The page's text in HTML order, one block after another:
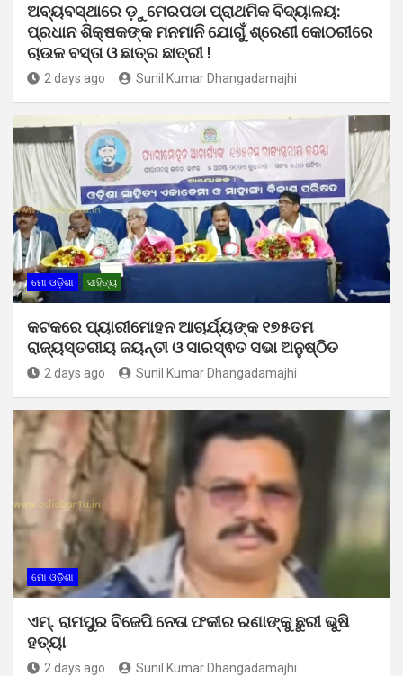
ଅବ୍ୟବସ୍ଥାରେ ଡ଼ୁମେରପଡା ପ୍ରାଥମିକ ବିଦ୍ୟାଳୟ:
ପ୍ରଧାନ ଶିକ୍ଷକଙ୍କ ମନମାନି ଯୋଗୁଁ ଶ୍ରେଣୀ କୋଠରୀରେ
ଚାଉଳ ବସ୍ତା ଓ ଛାତ୍ର ଛାତ୍ରୀ !
2 days ago Sunil Kumar Dhangadamajhi
ମୋ ଓଡ଼ିଶା ସାହିତ୍ୟ
କଟକରେ ପ୍ୟାରୀମୋହନ ଆଚାର୍ଯ୍ୟଙ୍କ ୧୭୫ତମ
ରାଜ୍ୟସ୍ତରୀୟ ଜୟନ୍ତୀ ଓ ସାରସ୍ଵତ ସଭା ଅନୁଷ୍ଠିତ
2 days ago Sunil Kumar Dhangadamajhi
ମୋ ଓଡ଼ିଶା
ଏମ୍. ରାମପୁର ବିଜେପି ନେତା ଫକୀର ରଣାଙ୍କୁ ଛୁରୀ ଭୁଷି
ହତ୍ୟା
2 days ago Sunil Kumar Dhangadamajhi